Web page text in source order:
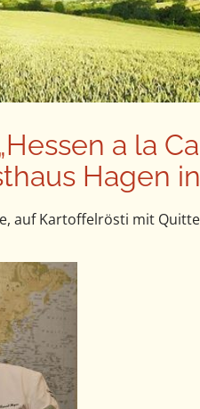
a la
Hagen
auf Kartoffelrösti mit